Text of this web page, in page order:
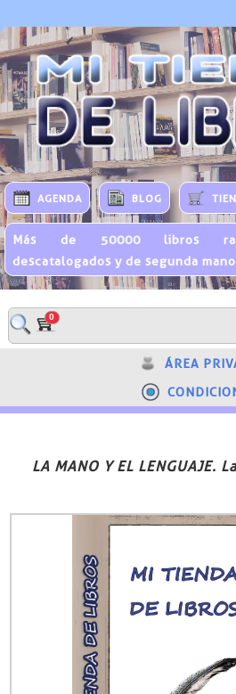
AGENDA BLOG
Más de 50000 libros
descatalogados y de segunda mano
0
ÁREA
LA MANO Y EL LENGUAJE.